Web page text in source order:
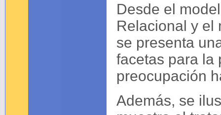
Desde el
Relacional y el
se presenta
facetas para la
preocupación
Además, se